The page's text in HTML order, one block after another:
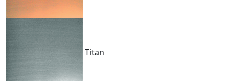
Titan